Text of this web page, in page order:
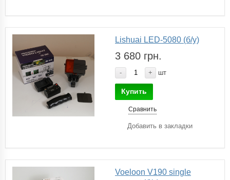
Lishuai LED-5080 (б/у)
3 680 грн.
- + шт
Купить
Сравнить
Добавить в закладки
Voeloon V190 single